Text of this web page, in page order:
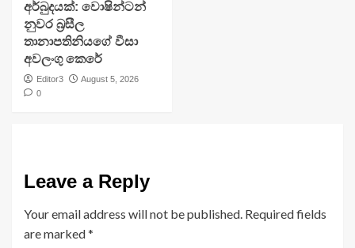
අර්බුදයක්: වොෂින්ටන්
නුවර බ්‍රසීල
තානාපතිනියගේ වීසා
අවලංගු කෙරේ
Editor3
August 5, 2026
0
Leave a Reply
Your email address will not be published. Required fields
are marked*